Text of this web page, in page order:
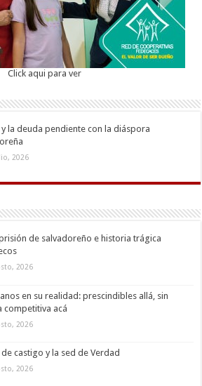
Click aqui para ver
y la deuda pendiente con la diáspora
2026
de salvadoreño e historia trágica
2026
en su realidad: prescindibles allá, sin
competitiva acá
2026
de castigo y la sed de Verdad
2026